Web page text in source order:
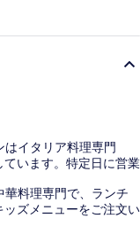
はイタリア料理専門
います。特定日に営業
料理専門で、ランチ
ズメニューをご注文い